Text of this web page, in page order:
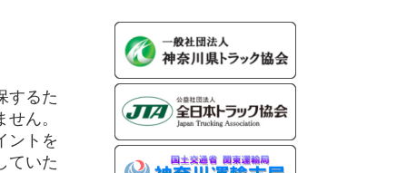
するた
ん。
ントを
ていた